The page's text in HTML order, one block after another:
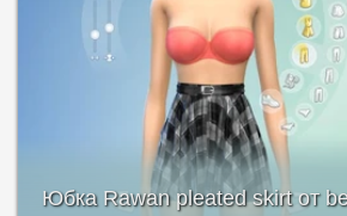
Юбка Rawan pleated skirt от